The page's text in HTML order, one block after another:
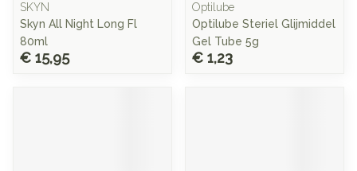
SKYN
Skyn All Night Long Fl
80ml
€ 15,95
Optilube
Optilube Steriel Glijmiddel
Gel Tube 5g
€ 1,23